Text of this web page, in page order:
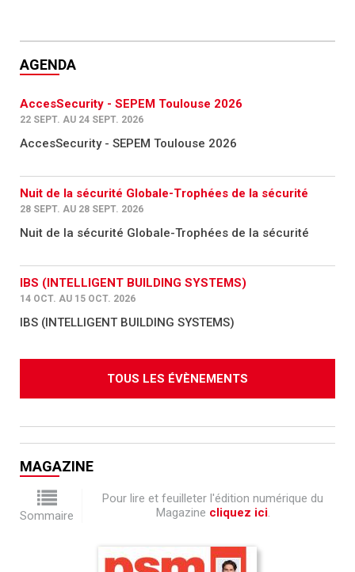
AGENDA
AccesSecurity - SEPEM Toulouse 2026
22 SEPT. AU 24 SEPT. 2026
AccesSecurity - SEPEM Toulouse 2026
Nuit de la sécurité Globale-Trophées de la sécurité
28 SEPT. AU 28 SEPT. 2026
Nuit de la sécurité Globale-Trophées de la sécurité
IBS (INTELLIGENT BUILDING SYSTEMS)
14 OCT. AU 15 OCT. 2026
IBS (INTELLIGENT BUILDING SYSTEMS)
TOUS LES ÉVÈNEMENTS
MAGAZINE
Sommaire
Pour lire et feuilleter l'édition numérique du
Magazine cliquez ici.